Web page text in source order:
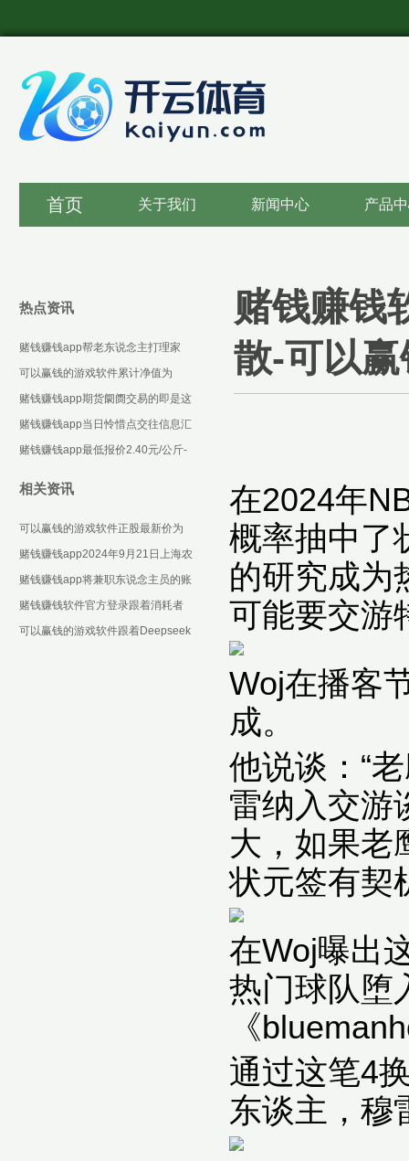
首页 关于我们 新闻中心 产品
赌钱赚钱
散-可以
在2024年
概率抽中了
的研究成为
可能要交游
Woj在播客
成。
他说谈：“
雷纳入交游
大，如果老
状元签有契
在Woj曝出
热门球队堕
《
通过这笔4
东谈主，穆
热点资讯
赌钱赚钱app帮老东说念主打理家
务-可以赢钱的游戏软件下载
可以赢钱的游戏软件累计净值为
1.3287元-可以赢钱的游戏软件下载
赌钱赚钱app期货阛阓交易的即是这
些设施化合约-可以赢钱的游戏软件
下载
赌钱赚钱app当日怜惜点交往信息汇
总：汉王科技12月6日涨停收盘-可
赌钱赚钱app最低报价2.40元/公斤-
相关资讯
可以赢钱的游戏软件正股最新价为
10.42元-可以赢钱的游戏软件下载
赌钱赚钱app2024年9月21日上海农
居品中心批发市集权谋连接有限公
司价钱行情
赌钱赚钱app将兼职东说念主员的账
号干系信息发给上线商家赚取佣金-
可以赢钱的游戏
赌钱赚钱软件官方登录跟着消耗者
对升级新确立的深嗜普及-可以赢钱
可以赢钱的游戏软件跟着Deepseek